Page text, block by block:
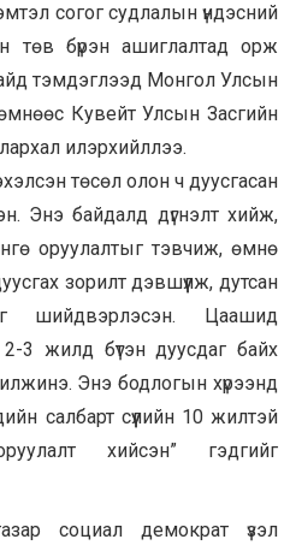
согог судлалын үндэсний
төв бүрэн ашиглалтад орж
тэмдэглээд Монгол Улсын
Кувейт Улсын Засгийн
илэрхийллээ.
төсөл олон ч дуусгасан
Энэ байдалд дүгнэлт хийж,
оруулалтыг тэвчиж, өмнө
дуусгах зорилт дэвшүүлж, дутсан
шийдвэрлэсэн. Цаашид
2-3 жилд бүтэн дуусдаг байх
Энэ бодлогын хүрээнд
салбарт сүүлийн 10 жилтэй
хийсэн” гэдгийг
социал демократ үзэл